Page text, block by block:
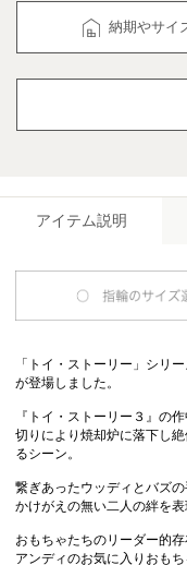
納期やサイ
アイテム説明
「トイ・ストーリー」シリ
が登場しました。
『トイ・ストーリー３』の
切りにより焼却炉に落下し
るシーン。
繋ぎあったウッディとバズの
かけがえの無い二人の絆を
おもちゃたちのリーダー的
アンディのお気に入りおも